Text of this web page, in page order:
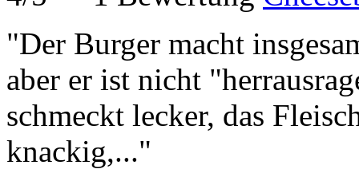
"Der Burger macht
aber er ist nicht
schmeckt lecker, das
knackig,..."